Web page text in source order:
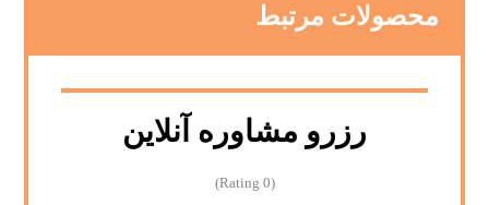
محصولات مرتبط
رزرو مشاوره آنلاین
(0 Rating)